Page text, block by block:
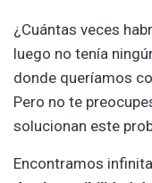
¿Cuántas veces
luego no tenía
donde queríamos
Pero no te
solucionan este
Encontramos